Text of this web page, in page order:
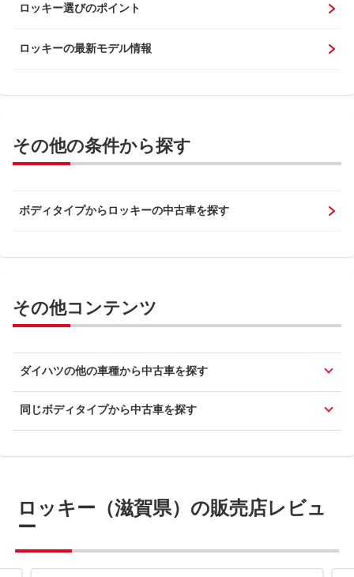
ロッキー選びのポイント
ロッキーの最新モデル情報
その他の条件から探す
ボディタイプからロッキーの中古車を探す
その他コンテンツ
ダイハツの他の車種から中古車を探す
同じボディタイプから中古車を探す
ロッキー（滋賀県）の販売店レビュ
ー